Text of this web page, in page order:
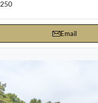
250
Email